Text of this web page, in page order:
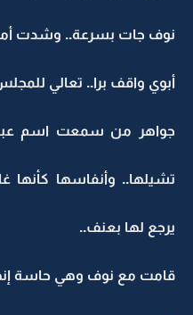
نوف جات بسرعة.. وشدت
أبوي واقف برا.. تعالي
جواهر من سمعت اسم
تشيلها.. وأنفاسها كأنها
يرجع لها بعنف..
قامت مع نوف وهي حاسة